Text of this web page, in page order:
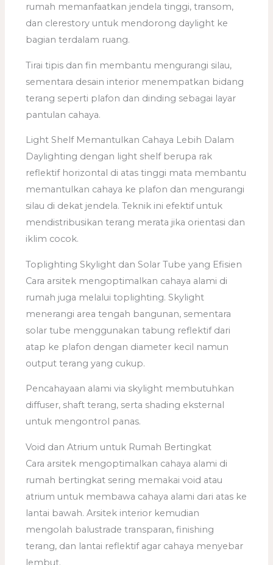
rumah memanfaatkan jendela tinggi, transom,
dan clerestory untuk mendorong daylight ke
bagian terdalam ruang.
Tirai tipis dan fin membantu mengurangi silau,
sementara desain interior menempatkan bidang
terang seperti plafon dan dinding sebagai layar
pantulan cahaya.
Light Shelf Memantulkan Cahaya Lebih Dalam
Daylighting dengan light shelf berupa rak
reflektif horizontal di atas tinggi mata membantu
memantulkan cahaya ke plafon dan mengurangi
silau di dekat jendela. Teknik ini efektif untuk
mendistribusikan terang merata jika orientasi dan
iklim cocok.
Toplighting Skylight dan Solar Tube yang Efisien
Cara arsitek mengoptimalkan cahaya alami di
rumah juga melalui toplighting. Skylight
menerangi area tengah bangunan, sementara
solar tube menggunakan tabung reflektif dari
atap ke plafon dengan diameter kecil namun
output terang yang cukup.
Pencahayaan alami via skylight membutuhkan
diffuser, shaft terang, serta shading eksternal
untuk mengontrol panas.
Void dan Atrium untuk Rumah Bertingkat
Cara arsitek mengoptimalkan cahaya alami di
rumah bertingkat sering memakai void atau
atrium untuk membawa cahaya alami dari atas ke
lantai bawah. Arsitek interior kemudian
mengolah balustrade transparan, finishing
terang, dan lantai reflektif agar cahaya menyebar
lembut.